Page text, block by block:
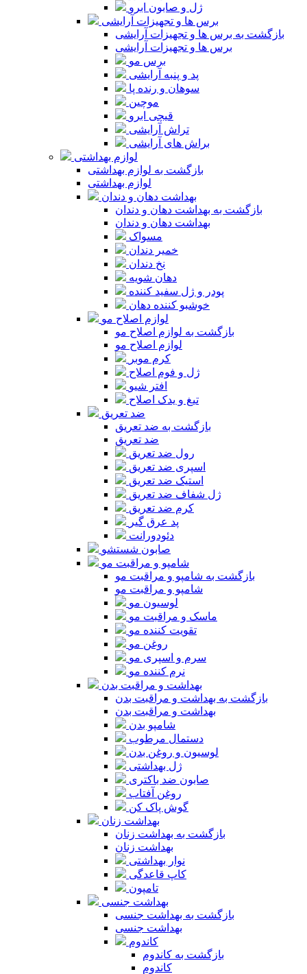
ژل و صابون ابرو
برس ها و تجهیزات آرایشی
بازگشت به برس ها و تجهیزات آرایشی
برس ها و تجهیزات آرایشی
برس مو
پد و پنبه آرایشی
سوهان و رنده پا
موچین
قیچی ابرو
تراش آرایشی
براش های آرایشی
لوازم بهداشتی
بازگشت به لوازم بهداشتی
لوازم بهداشتی
بهداشت دهان و دندان
بازگشت به بهداشت دهان و دندان
بهداشت دهان و دندان
مسواک
خمیر دندان
نخ دندان
دهان شویه
پودر و ژل سفید کننده
خوشبو کننده دهان
لوازم اصلاح مو
بازگشت به لوازم اصلاح مو
لوازم اصلاح مو
کرم موبر
ژل و فوم اصلاح
افتر شیو
تیغ و یدک اصلاح
ضد تعریق
بازگشت به ضد تعریق
ضد تعریق
رول ضد تعریق
اسپری ضد تعریق
استیک ضد تعریق
ژل شفاف ضد تعریق
کرم ضد تعریق
پد عرق گیر
دئودورانت
صابون شستشو
شامپو و مراقبت مو
بازگشت به شامپو و مراقبت مو
شامپو و مراقبت مو
لوسیون مو
ماسک و مراقبت مو
تقویت کننده مو
روغن مو
سرم و اسپری مو
نرم کننده مو
بهداشت و مراقبت بدن
بازگشت به بهداشت و مراقبت بدن
بهداشت و مراقبت بدن
شامپو بدن
دستمال مرطوب
لوسیون و روغن بدن
ژل بهداشتی
صابون ضد باکتری
روغن آفتاب
گوش پاک کن
بهداشت زنان
بازگشت به بهداشت زنان
بهداشت زنان
نوار بهداشتی
کاپ قاعدگی
تامپون
بهداشت جنسی
بازگشت به بهداشت جنسی
بهداشت جنسی
کاندوم
بازگشت به کاندوم
کاندوم